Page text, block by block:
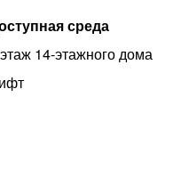
среда
14-этажного дома